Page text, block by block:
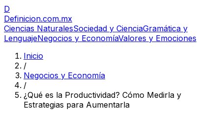
D
Definicion.com.mx
Ciencias NaturalesSociedad y CienciaGramática y
LenguajeNegocios y EconomíaValores y Emociones
Inicio
/
Negocios y Economía
/
¿Qué es la Productividad? Cómo Medirla y
Estrategias para Aumentarla